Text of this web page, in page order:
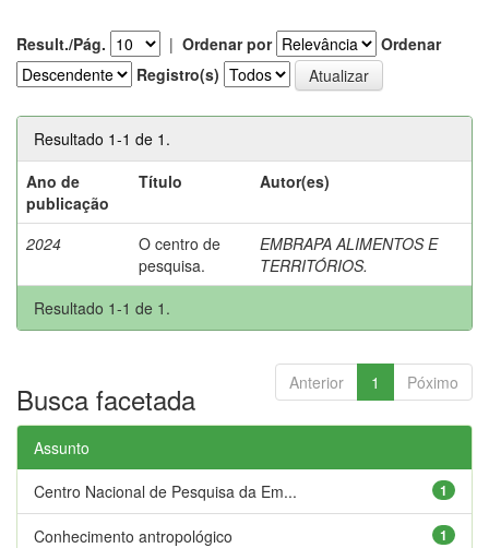
Result./Pág. | Ordenar por
Ordenar
Registro(s)
Resultado 1-1 de 1.
Ano de
publicação
Título Autor(es)
2024
O centro de
pesquisa.
EMBRAPA ALIMENTOS E
TERRITÓRIOS.
Resultado 1-1 de 1.
Anterior 1 Póximo
Busca facetada
Assunto
1
Centro Nacional de Pesquisa da Em...
1
Conhecimento antropológico